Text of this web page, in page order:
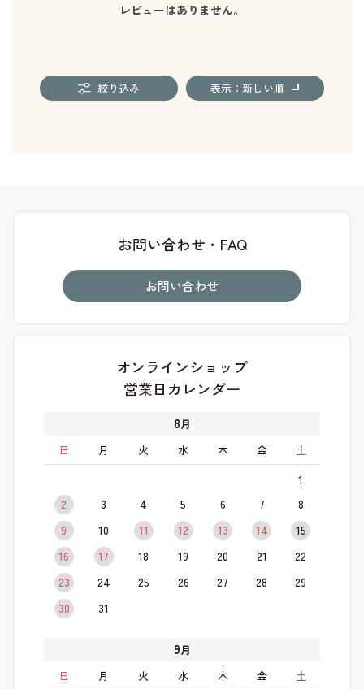
レビューはありません。
絞り込み 表示：新しい順
お問い合わせ・FAQ
お問い合わせ
オンラインショップ
営業日カレンダー
8月
日
月 火 水 木 金 土
1
2
3 4 5 6 7
8
9
10 11 12 13 14
15
16
17 18 19 20 21
22
23
24 25 26 27 28
29
30
31
9月
日
月 火 水 木 金 土